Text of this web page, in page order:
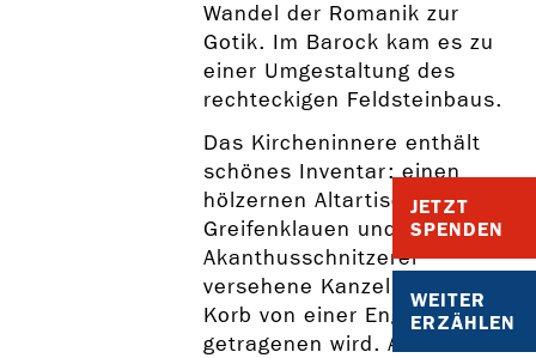
JETZT
SPENDEN
WEITER
ERZÄHLEN
Wandel der Romanik zur
Gotik. Im Barock kam es zu
einer Umgestaltung des
rechteckigen Feldsteinbaus.
Das Kircheninnere enthält
schönes Inventar: einen
hölzernen Altartisch auf
Greifenklauen und eine mit
Akanthusschnitzerei
versehene Kanzel, deren
Korb von einer Engelsfigur
getragenen wird. Als